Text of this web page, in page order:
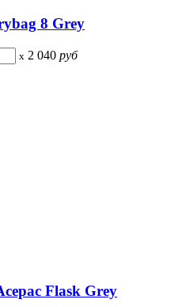
8 Grey
x 2 040 руб
Flask Grey